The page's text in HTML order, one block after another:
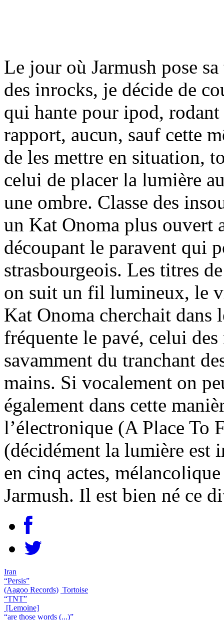
Le jour où Jarmush pose
des inrocks, je décide de
qui hante pour ipod,
rapport, aucun, sauf cette
de les mettre en situation,
celui de placer la lumière
une ombre. Classe des
un Kat Onoma plus ouvert
découpant le paravent qui
strasbourgeois. Les titres
on suit un fil lumineux, le
Kat Onoma cherchait dans
fréquente le pavé, celui
savamment du tranchant
mains. Si vocalement on
également dans cette
l’électronique (A Place To
(décidément la lumière est
en cinq actes,
Jarmush. Il est bien né ce
Iran
“Persis”
(Aagoo Records) Tortoise
“TNT”
[Lemoine]
“are those words (...)”